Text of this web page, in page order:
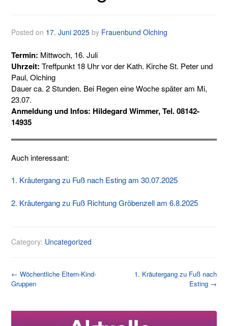
Posted on 17. Juni 2025 by Frauenbund Olching
Termin: Mittwoch, 16. Juli
Uhrzeit:Treffpunkt 18 Uhr vor der Kath. Kirche St. Peter und
Paul, Olching
Dauer ca. 2 Stunden. Bei Regen eine Woche später am Mi,
23.07.
Anmeldung und Infos: Hildegard Wimmer, Tel. 08142-
14935
Auch interessant:
1. Kräutergang zu Fuß nach Esting am 30.07.2025
2. Kräutergang zu Fuß Richtung Gröbenzell am 6.8.2025
Category: Uncategorized
Post
navigation
← Wöchentliche Eltern-Kind-
Gruppen
1. Kräutergang zu Fuß nach
Esting →